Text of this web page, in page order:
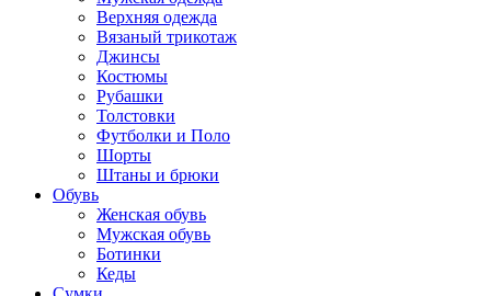
Верхняя одежда
Вязаный трикотаж
Джинсы
Костюмы
Рубашки
Толстовки
Футболки и Поло
Шорты
Штаны и брюки
Обувь
Женская обувь
Мужская обувь
Ботинки
Кеды